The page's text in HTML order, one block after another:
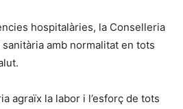
hospitalàries, la Conselleria
amb normalitat en tots
agraïx la labor i l’esforç de tots